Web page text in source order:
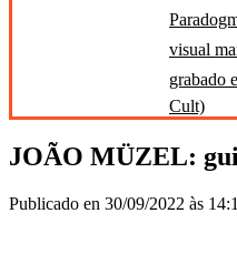
visual
grabado
Cult)
JOÃO MÜZEL:
Publicado en 30/09/2022 às